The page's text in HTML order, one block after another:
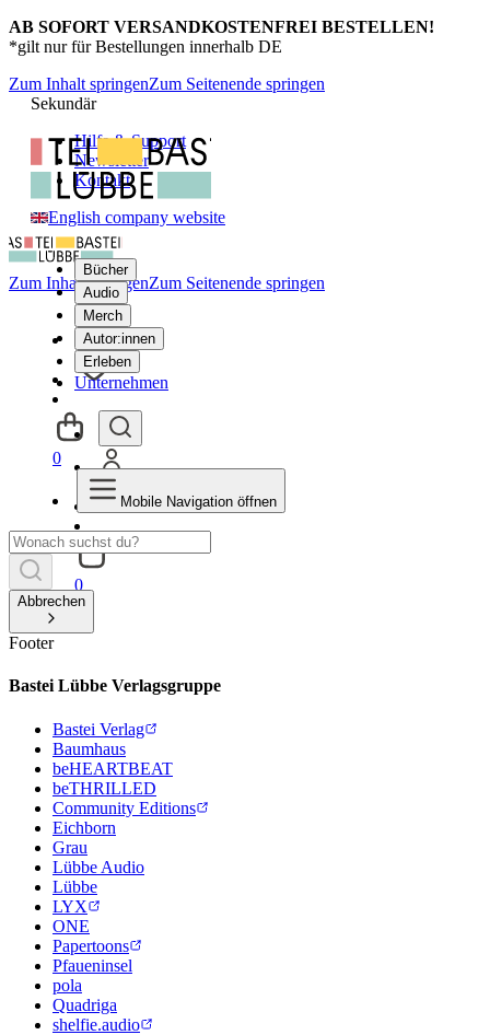
AB SOFORT VERSANDKOSTENFREI BESTELLEN!
*gilt nur für Bestellungen innerhalb DE
Zum Inhalt springenZum Seitenende springen
Sekundär
Hilfe & Support
Newsletter
Kontakt
English company website
Bücher
Audio
Merch
Autor:innen
Erleben
Unternehmen
0
Zum Inhalt springenZum Seitenende springen
0
Mobile Navigation öffnen
Abbrechen
Footer
Bastei Lübbe Verlagsgruppe
Bastei Verlag
Baumhaus
beHEARTBEAT
beTHRILLED
Community Editions
Eichborn
Grau
Lübbe Audio
Lübbe
LYX
ONE
Papertoons
Pfaueninsel
pola
Quadriga
shelfie.audio